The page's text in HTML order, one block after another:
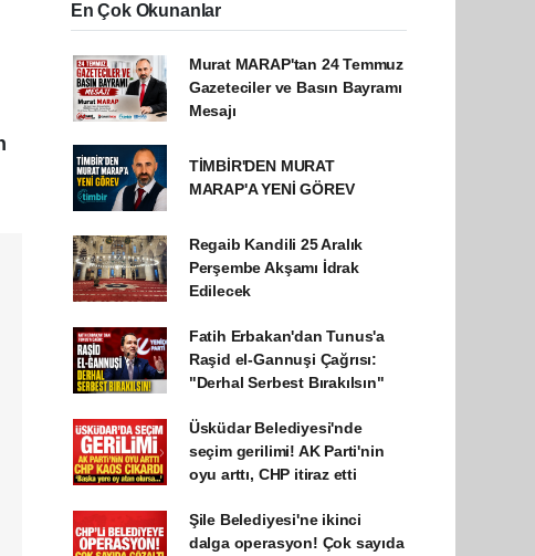
En Çok Okunanlar
Murat MARAP'tan 24 Temmuz
Gazeteciler ve Basın Bayramı
Mesajı
TİMBİR'DEN MURAT
MARAP'A YENİ GÖREV
Regaib Kandili 25 Aralık
Perşembe Akşamı İdrak
Edilecek
Fatih Erbakan'dan Tunus'a
Raşid el-Gannuşi Çağrısı:
"Derhal Serbest Bırakılsın"
Üsküdar Belediyesi'nde
seçim gerilimi! AK Parti'nin
oyu arttı, CHP itiraz etti
Şile Belediyesi'ne ikinci
dalga operasyon! Çok sayıda